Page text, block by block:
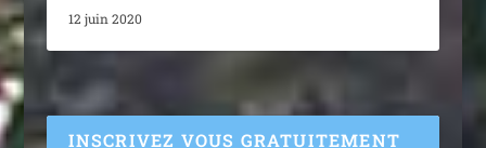
12 juin 2020
INSCRIVEZ VOUS GRATUITEMENT